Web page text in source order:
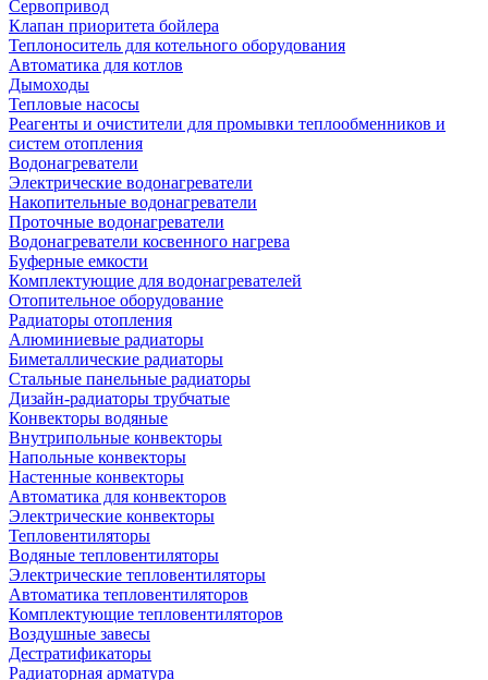
Сервопривод
Клапан приоритета бойлера
Теплоноситель для котельного оборудования
Автоматика для котлов
Дымоходы
Тепловые насосы
Реагенты и очистители для промывки теплообменников и
систем отопления
Водонагреватели
Электрические водонагреватели
Накопительные водонагреватели
Проточные водонагреватели
Водонагреватели косвенного нагрева
Буферные емкости
Комплектующие для водонагревателей
Отопительное оборудование
Радиаторы отопления
Алюминиевые радиаторы
Биметаллические радиаторы
Стальные панельные радиаторы
Дизайн-радиаторы трубчатые
Конвекторы водяные
Внутрипольные конвекторы
Напольные конвекторы
Настенные конвекторы
Автоматика для конвекторов
Электрические конвекторы
Тепловентиляторы
Водяные тепловентиляторы
Электрические тепловентиляторы
Автоматика тепловентиляторов
Комплектующие тепловентиляторов
Воздушные завесы
Дестратификаторы
Радиаторная арматура